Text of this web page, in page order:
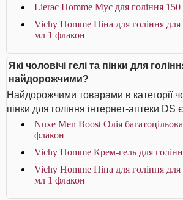
Lierac Homme Мус для гоління
Vichy Homme Піна для гоління
мл 1 флакон
Які чоловічі гелі та пінки для
найдорожчими?
Найдорожчими товарами в категорії
пінки для гоління інтернет-аптеки DS
Nuxe Men Boost Олія
флакон
Vichy Homme Крем-гель для
Vichy Homme Піна для гоління
мл 1 флакон